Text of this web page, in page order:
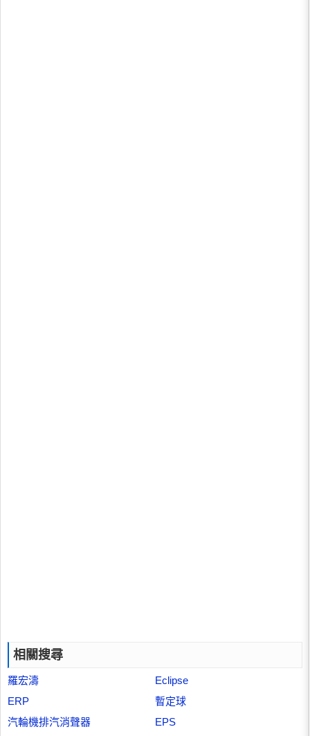
相關搜尋
羅宏濤
Eclipse
ERP
暫定球
汽輪機排汽消聲器
EPS